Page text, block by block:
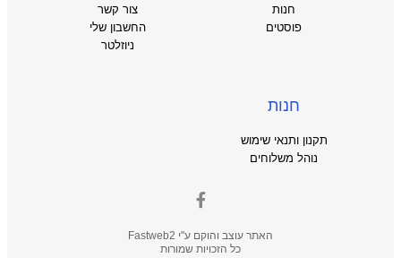
חנות
פוסטים
צור קשר
החשבון שלי
ניוזלטר
חנות
תקנון ותנאי שימוש
נוהל משלוחים
האתר עוצב והוקם ע"י Fastweb2
כל הזכויות שמורות